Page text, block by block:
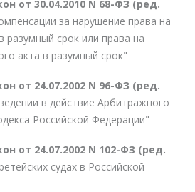
от 30.04.2010 N 68-ФЗ (ред.
за нарушение права на
разумный срок или права на
акта в разумный срок"
от 24.07.2002 N 96-ФЗ (ред.
в действие Арбитражного
Российской Федерации"
от 24.07.2002 N 102-ФЗ (ред.
судах в Российской